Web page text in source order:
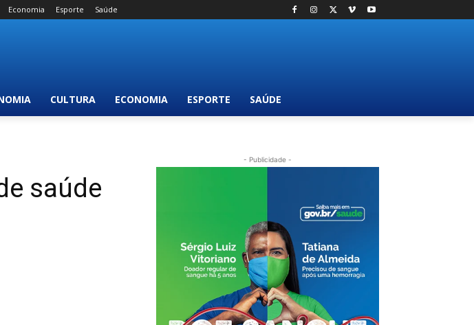
Economia Esporte Saúde
CULTURA ECONOMIA ESPORTE SAÚDE
saúde
- Publicidade -